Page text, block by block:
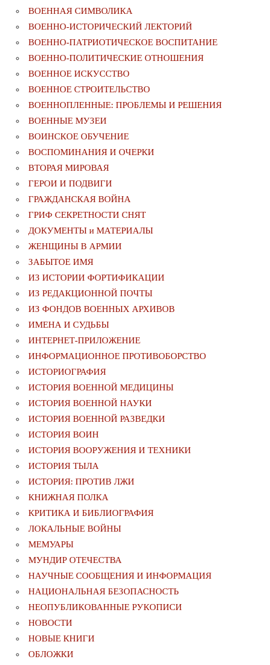
ВОЕННАЯ СИМВОЛИКА
ВОЕННО-ИСТОРИЧЕСКИЙ ЛЕКТОРИЙ
ВОЕННО-ПАТРИОТИЧЕСКОЕ ВОСПИТАНИЕ
ВОЕННО-ПОЛИТИЧЕСКИE ОТНОШЕНИЯ
ВОЕННОЕ ИСКУССТВО
ВОЕННОЕ СТРОИТЕЛЬСТВО
ВОЕННОПЛЕННЫЕ: ПРОБЛЕМЫ И РЕШЕНИЯ
ВОЕННЫЕ МУЗЕИ
ВОИНСКОЕ ОБУЧЕНИЕ
ВОСПОМИНАНИЯ И ОЧЕРКИ
ВТОРАЯ МИРОВАЯ
ГЕРОИ И ПОДВИГИ
ГРАЖДАНСКАЯ ВОЙНА
ГРИФ СЕКРЕТНОСТИ СНЯТ
ДОКУМЕНТЫ и МАТЕРИАЛЫ
ЖЕНЩИНЫ В АРМИИ
ЗАБЫТОЕ ИМЯ
ИЗ ИСТОРИИ ФОРТИФИКАЦИИ
ИЗ РЕДАКЦИОННОЙ ПОЧТЫ
ИЗ ФОНДОВ ВОЕННЫХ АРХИВОВ
ИМЕНА И СУДЬБЫ
ИНТЕРНЕТ-ПРИЛОЖЕНИЕ
ИНФОРМАЦИОННОЕ ПРОТИВОБОРСТВО
ИСТОРИОГРАФИЯ
ИСТОРИЯ ВОЕННОЙ МЕДИЦИНЫ
ИСТОРИЯ ВОЕННОЙ НАУКИ
ИСТОРИЯ ВОЕННОЙ РАЗВЕДКИ
ИСТОРИЯ ВОИН
ИСТОРИЯ ВООРУЖЕНИЯ И ТЕХНИКИ
ИСТОРИЯ ТЫЛА
ИСТОРИЯ: ПРОТИВ ЛЖИ
КНИЖНАЯ ПОЛКА
КРИТИКА И БИБЛИОГРАФИЯ
ЛОКАЛЬНЫЕ ВОЙНЫ
МЕМУАРЫ
МУНДИР ОТЕЧЕСТВА
НАУЧНЫЕ СООБЩЕНИЯ И ИНФОРМАЦИЯ
НАЦИОНАЛЬНАЯ БЕЗОПАСНОСТЬ
НЕОПУБЛИКОВАННЫЕ РУКОПИСИ
НОВОСТИ
НОВЫЕ КНИГИ
ОБЛОЖКИ